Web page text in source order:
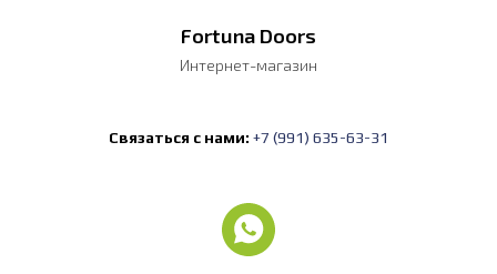
Fortuna Doors
Интернет-магазин
Связаться с нами: +7 (991) 635-63-31